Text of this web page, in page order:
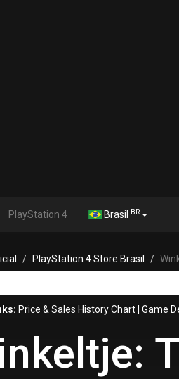
PlayStation 4 Brasil BR
PlayStation 4 Store Brasil
Price & Sales History Chart Game